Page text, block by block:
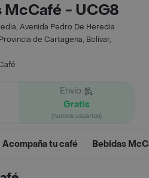
McCafé - UCG8
Avenida Pedro De Heredia
de Cartagena, Bolívar,
Envío
Gratis
(nuevos usuarios)
Acompaña tu café Bebidas